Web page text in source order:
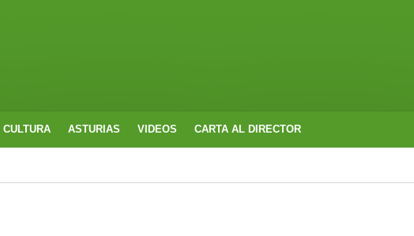
CULTURA ASTURIAS VIDEOS CARTA AL DIRECTOR